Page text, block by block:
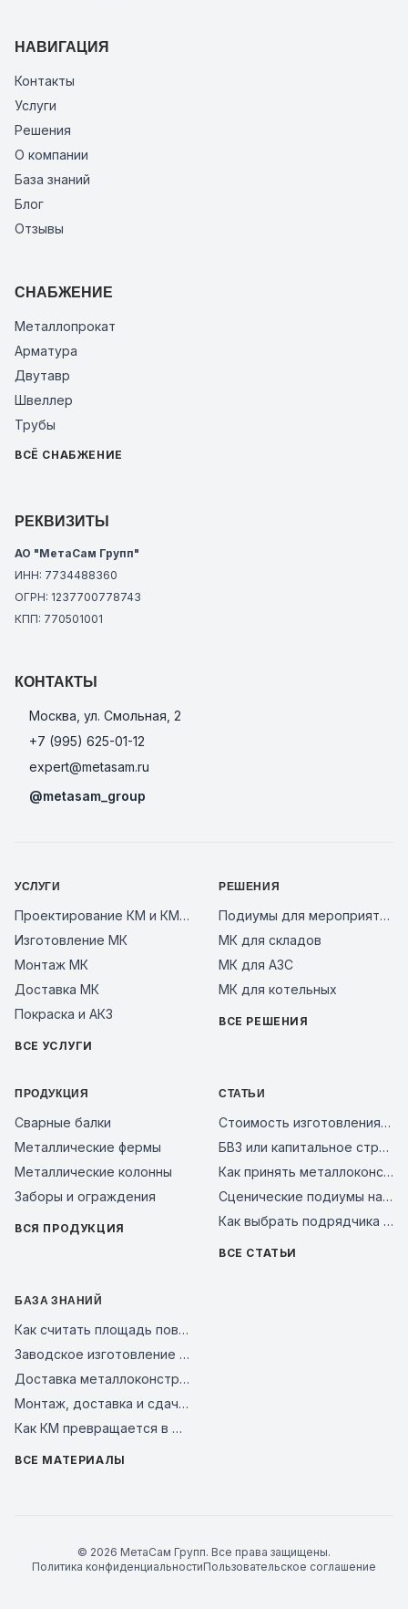
НАВИГАЦИЯ
Контакты
Услуги
Решения
О компании
База знаний
Блог
Отзывы
СНАБЖЕНИЕ
Металлопрокат
Арматура
Двутавр
Швеллер
Трубы
ВСЁ СНАБЖЕНИЕ
РЕКВИЗИТЫ
АО "МетаСам Групп"
ИНН: 7734488360
ОГРН: 1237700778743
КПП: 770501001
КОНТАКТЫ
Москва, ул. Смольная, 2
+7 (995) 625-01-12
expert@metasam.ru
@metasam_group
УСЛУГИ
Проектирование КМ и КМД
Изготовление МК
Монтаж МК
Доставка МК
Покраска и АКЗ
ВСЕ УСЛУГИ
РЕШЕНИЯ
Подиумы для мероприятий
МК для складов
МК для АЗС
МК для котельных
ВСЕ РЕШЕНИЯ
ПРОДУКЦИЯ
Сварные балки
Металлические фермы
Металлические колонны
Заборы и ограждения
ВСЯ ПРОДУКЦИЯ
СТАТЬИ
Стоимость изготовления металлоконструкций за тонну в 2026 году: из чего складывается цена и как сравнить предложения заводов
БВЗ или капитальное строительство: сравнение смет 2026
Как принять металлоконструкции на объекте: чек-лист входного контроля и типичные ошибки поставщиков в 2026 году
Сценические подиумы на металлическом каркасе: почему это надежное решение для мероприятий, бизнеса и уличных площадок
Как выбрать подрядчика на металлоконструкции в 2026 году: чек-лист проверки завода перед авансом
ВСЕ СТАТЬИ
БАЗА ЗНАНИЙ
Как считать площадь поверхности металлоконструкций для покраски и АКЗ
Заводское изготовление и контроль качества стальных конструкций
Доставка металлоконструкций на объект: как связать график отгрузки и монтаж
Монтаж, доставка и сдача металлокаркаса
Как КМ превращается в КМД для завода и монтажной площадки
ВСЕ МАТЕРИАЛЫ
© 2026 МетаСам Групп. Все права защищены.
Политика конфиденциальностиПользовательское соглашение